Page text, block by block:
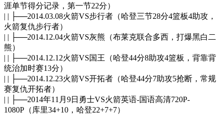
涯单节得分记录，第一节22分）
| | ├──2014.03.08火箭VS步行者（哈登三节28分4篮板4助攻，
火箭复仇步行者）
| | ├──2014.12.04火箭VS灰熊（布莱克联合多西，打爆黑白二
熊）
| | ├──2014.12.12火箭VS国王（哈登44分8助攻4篮板，背靠背
统治加时赛13分）
| | ├──2014.12.23火箭VS开拓者（哈登44分7助攻5抢断，常规
赛复仇开拓者）
| | ├──2014年11月9日勇士VS火箭英语-国语高清720P-
1080P（库里34+10，哈登22+7+7）